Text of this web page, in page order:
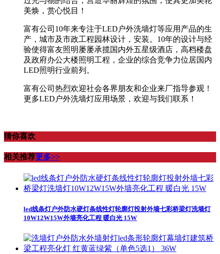
美焕，赏心悦目！
富有公司10年来专注于LED户外洗墙灯等应用产品的生
产，城市及市政工程园林设计，安装。10年的设计与经
验使得富友照明屡屡承揽国内外五星级酒店，高档楼盘
及政府办公大楼照明工程，企业的综合竞争力位居国内
LED照明行业前列。
富有公司热烈欢迎社会各界朋友和企业来厂指导参观！
更多LED户外洗墙灯应用场景，欢迎与我们联系！
猜你喜欢
相关推荐更多>>
led线条灯户外防水硬灯条线性灯轮廓灯投射外墙七彩桥梁灯洗墙灯
10W12W15W外墙亮化工程 暖白光 15W